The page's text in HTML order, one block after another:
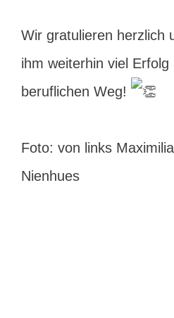
Wir gratulieren herzlich
ihm weiterhin viel Erfolg
beruflichen Weg!
Foto: von links
Nienhues